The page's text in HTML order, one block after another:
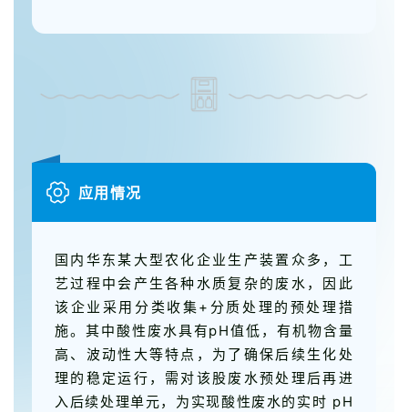
应用情况
国内华东某大型农化企业生产装置众多，工
艺过程中会产生各种水质复杂的废水，因此
该企业采用分类收集+分质处理的预处理措
施。其中酸性废水具有pH值低，有机物含量
高、波动性大等特点，为了确保后续生化处
理的稳定运行，需对该股废水预处理后再进
入后续处理单元，为实现酸性废水的实时 pH